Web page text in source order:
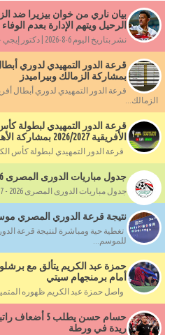
بيان ناري من خوان بيزيرا ضد
الرحيل ويتهم الإدارة بعدم الوفاء
نشر بتاريخ اليوم 6-8-2026 | دكتور إيجي - dregy.net ...
بمشاركة الزمالك وبيراميدز
الزمالك...
قرعة الدور التمهيدي لبطولة
الأفريقية 2026/2027 بمشاركة الأهلي
قرعة الدور التمهيدي لبطولة كأس
جدول مباريات الدورى المصرى 2026-2027
جدول مباريات الدورى المصرى 2026 - 2027 ...
نتيجة قرعة الدوري المصري موسم 2026-
تغطية حية ومباشرة لنتيجة قرعة
للموسم...
حمزة عبد الكريم يتألق مع
أمام برمنجهام سيتي
واصل حمزة عبد الكريم ظهوره المتميز
حسام حسن يطلب
ريدة في ورطة